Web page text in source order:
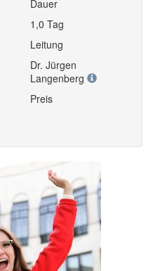
Dauer
1,0 Tag
Leitung
Dr. Jürgen
Langenberg
Preis